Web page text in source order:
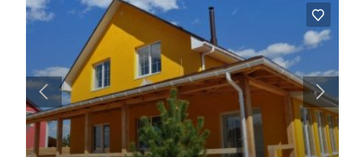
Да, удалить Отмена